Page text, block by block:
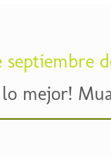
septiembre
mejor!